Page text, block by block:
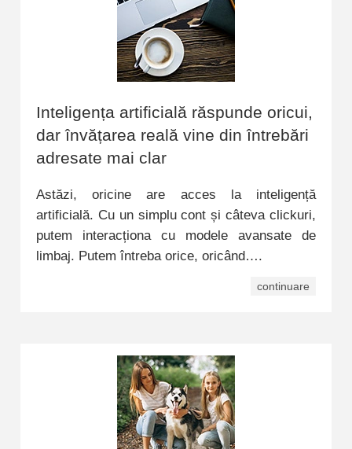
Inteligența artificială răspunde oricui,
dar învățarea reală vine din întrebări
adresate mai clar
Astăzi, oricine are acces la inteligență
artificială. Cu un simplu cont și câteva clickuri,
putem interacționa cu modele avansate de
limbaj. Putem întreba orice, oricând….
continuare